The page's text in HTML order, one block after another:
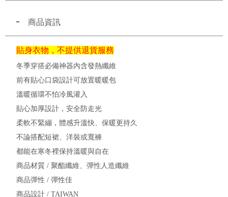
商品資訊
貼身衣物，不提供退貨服務
冬季穿搭必備神器內含發熱纖維
前有貼心口袋設計可放置暖暖包
溫暖循環不怕冷風灌入
貼心加厚設計，安全防走光
柔軟不緊繃，體感升溫快、保暖更持久
不論搭配短裙、洋裝或寬褲
都能在寒冬裡保持溫暖與自在
商品材質 / 聚酯纖維、彈性人造纖維
商品彈性 / 彈性佳
商品設計 / TAIWAN